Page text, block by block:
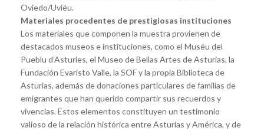
Oviedo/Uviéu.
Materiales procedentes de prestigiosas instituciones
Los materiales que componen la muestra provienen de
destacados museos e instituciones, como el Muséu del
Pueblu d’Asturies, el Museo de Bellas Artes de Asturias, la
Fundación Evaristo Valle, la SOF y la propia Biblioteca de
Asturias, además de donaciones particulares de familias de
emigrantes que han querido compartir sus recuerdos y
vivencias. Estos elementos constituyen un testimonio
valioso de la relación histórica entre Asturias y América, y de